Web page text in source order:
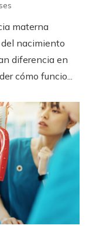
materna
nacimiento
diferencia en
cómo funcio...